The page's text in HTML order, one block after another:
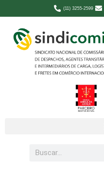
(11) 3255-2599